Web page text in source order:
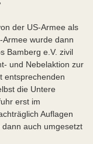
der US-Armee als
Armee wurde dann
Bamberg e.V. zivil
und Nebelaktion zur
entsprechenden
die Untere
erst im
Auflagen
auch umgesetzt